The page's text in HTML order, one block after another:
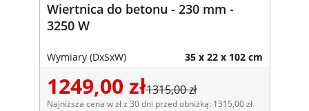
Wiertnica do betonu - 230 mm -
3250 W
Wymiary (DxSxW) 35 x 22 x 102 cm
1249,00 zł1315,00 zł
Najniższa cena w zł z 30 dni przed obniżką: 1315,00 zł